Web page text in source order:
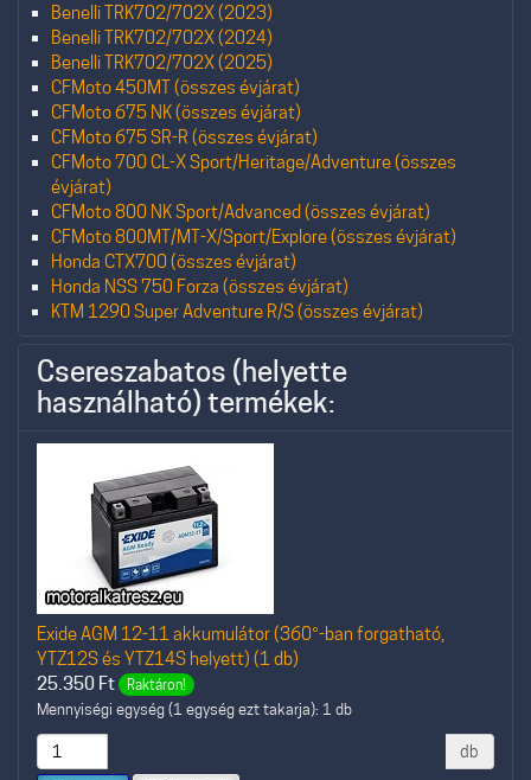
Benelli TRK702/702X (2023)
Benelli TRK702/702X (2024)
Benelli TRK702/702X (2025)
CFMoto 450MT (összes évjárat)
CFMoto 675 NK (összes évjárat)
CFMoto 675 SR-R (összes évjárat)
CFMoto 700 CL-X Sport/Heritage/Adventure (összes
évjárat)
CFMoto 800 NK Sport/Advanced (összes évjárat)
CFMoto 800MT/MT-X/Sport/Explore (összes évjárat)
Honda CTX700 (összes évjárat)
Honda NSS 750 Forza (összes évjárat)
KTM 1290 Super Adventure R/S (összes évjárat)
Csereszabatos (helyette
használható) termékek:
Exide AGM 12-11 akkumulátor (360°-ban forgatható,
YTZ12S és YTZ14S helyett) (1 db)
25.350 Ft Raktáron!
Mennyiségi egység (1 egység ezt takarja): 1 db
db